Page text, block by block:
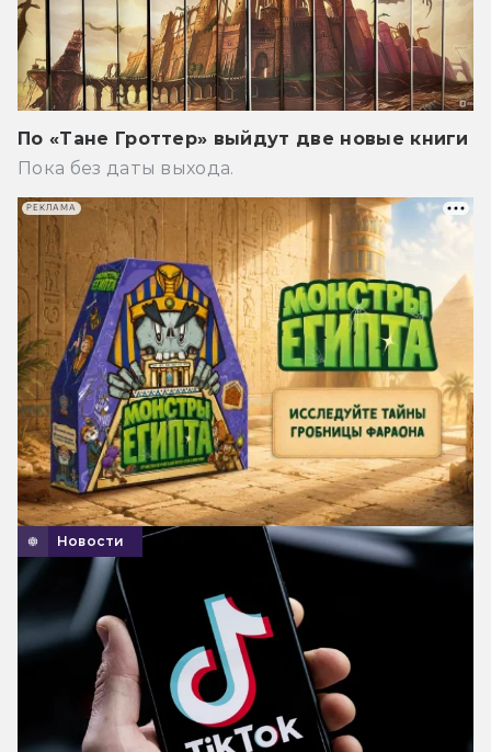
По «Тане Гроттер» выйдут две новые книги
Пока без даты выхода.
Новости
РЕКЛАМА